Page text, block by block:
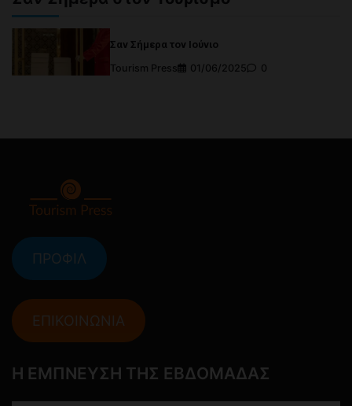
Σαν Σήμερα τον Ιούνιο
Tourism Press
01/06/2025 0
ΠΡΟΦΙΛ
ΕΠΙΚΟΙΝΩΝΙΑ
Η ΕΜΠΝΕΥΣΗ ΤΗΣ ΕΒΔΟΜΑΔΑΣ